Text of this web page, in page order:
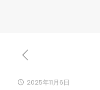
2025年11月6日